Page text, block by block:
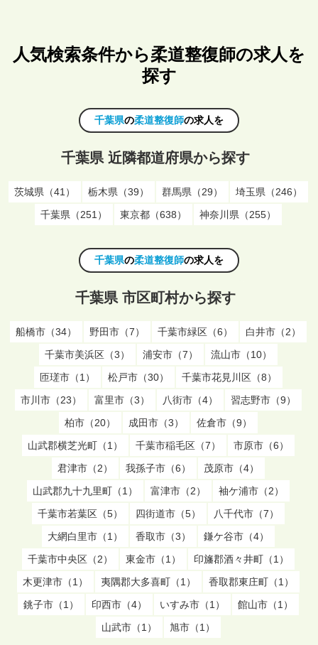
人気検索条件から柔道整復師の求人を
探す
千葉県の柔道整復師の求人を
千葉県 近隣都道府県から探す
茨城県（41） 栃木県（39） 群馬県（29）
埼玉県（246）
千葉県（251）
東京都（638） 神奈川県（255）
千葉県の柔道整復師の求人を
千葉県 市区町村から探す
船橋市（34） 野田市（7） 千葉市緑区（6）
白井市（2）
千葉市美浜区（3）
浦安市（7）
流山市（10）
匝瑳市（1）
松戸市（30）
千葉市花見川区（8）
市川市（23）
富里市（3） 八街市（4）
習志野市（9）
柏市（20）
成田市（3）
佐倉市（9）
山武郡横芝光町（1）
千葉市稲毛区（7）
市原市（6）
君津市（2）
我孫子市（6）
茂原市（4）
山武郡九十九里町（1）
富津市（2）
袖ケ浦市（2）
千葉市若葉区（5）
四街道市（5）
八千代市（7）
大網白里市（1）
香取市（3）
鎌ケ谷市（4）
千葉市中央区（2）
東金市（1）
印旛郡酒々井町（1）
木更津市（1）
夷隅郡大多喜町（1）
香取郡東庄町（1）
銚子市（1）
印西市（4） いすみ市（1）
館山市（1）
山武市（1）
旭市（1）